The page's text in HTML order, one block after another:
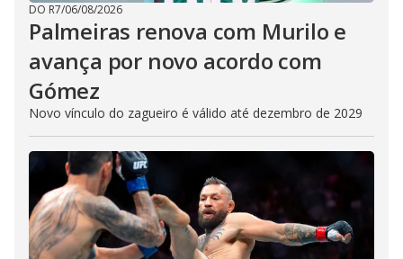
DO R7/06/08/2026
Palmeiras renova com Murilo e
avança por novo acordo com
Gómez
Novo vínculo do zagueiro é válido até dezembro de 2029